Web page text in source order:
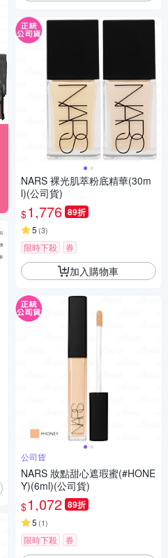
NARS 裸光肌萃粉底精華(30m
l)(公司貨)
$1,776 89折
5 (3)
限時下殺 券
加入購物車
公司貨
NARS 妝點甜心遮瑕蜜(#HONE
Y)(6ml)(公司貨)
$1,072 89折
5 (1)
限時下殺 券